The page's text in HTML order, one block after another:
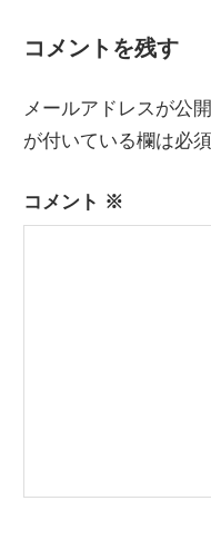
ビ
ゲ
ー
シ
ョ
投
コメントを残す
メールアドレスが公
が付いている欄は必
コメント ※